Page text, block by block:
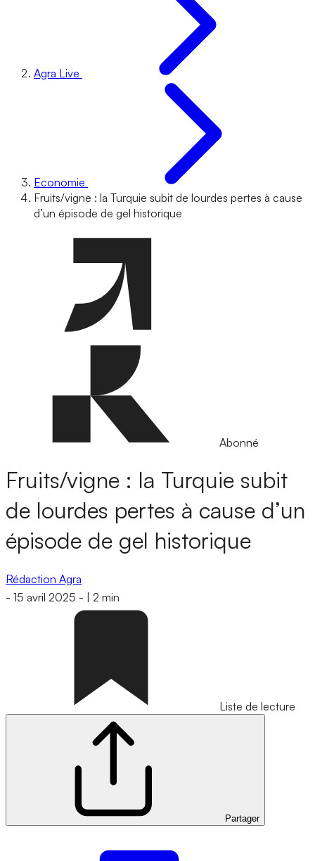
Agra Live
Economie
Fruits/vigne : la Turquie subit de lourdes pertes à cause
d’un épisode de gel historique
Abonné
Fruits/vigne : la Turquie subit
de lourdes pertes à cause d’un
épisode de gel historique
Rédaction Agra
- 15 avril 2025 - 2 min
Liste de lecture
Partager